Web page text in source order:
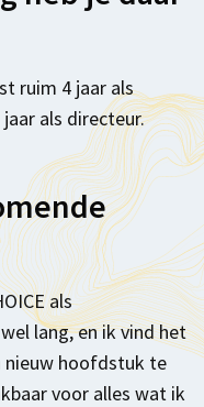
ruim 4 jaar als
als directeur.
als
lang, en ik vind het
nieuw hoofdstuk te
voor alles wat ik